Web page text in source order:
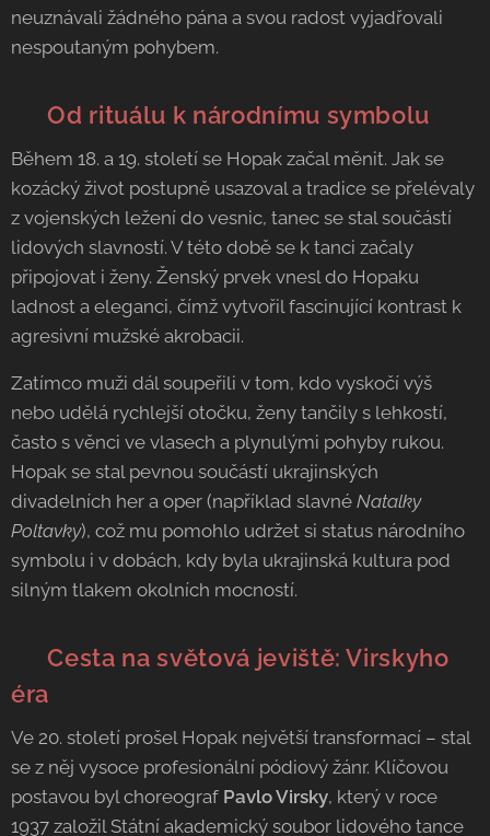
neuznávali žádného pána a svou radost vyjadřovali
nespoutaným pohybem.
💃 Od rituálu k národnímu symbolu
Během 18. a 19. století se Hopak začal měnit. Jak se
kozácký život postupně usazoval a tradice se přelévaly
z vojenských ležení do vesnic, tanec se stal součástí
lidových slavností. V této době se k tanci začaly
připojovat i ženy. Ženský prvek vnesl do Hopaku
ladnost a eleganci, čímž vytvořil fascinující kontrast k
agresivní mužské akrobacii.
Zatímco muži dál soupeřili v tom, kdo vyskočí výš
nebo udělá rychlejší otočku, ženy tančily s lehkostí,
často s věnci ve vlasech a plynulými pohyby rukou.
Hopak se stal pevnou součástí ukrajinských
divadelních her a oper (například slavné Natalky
Poltavky), což mu pomohlo udržet si status národního
symbolu i v dobách, kdy byla ukrajinská kultura pod
silným tlakem okolních mocností.
🎭 Cesta na světová jeviště: Virskyho
éra
Ve 20. století prošel Hopak největší transformací – stal
se z něj vysoce profesionální pódiový žánr. Klíčovou
postavou byl choreograf Pavlo Virsky, který v roce
1937 založil Státní akademický soubor lidového tance